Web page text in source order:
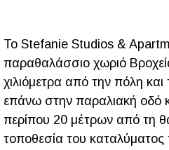
Το Stefanie Studios &
παραθαλάσσιο χωριό
χιλιόμετρα από την πόλη και
επάνω στην παραλιακή οδό
περίπου 20 μέτρων από τη
τοποθεσία του